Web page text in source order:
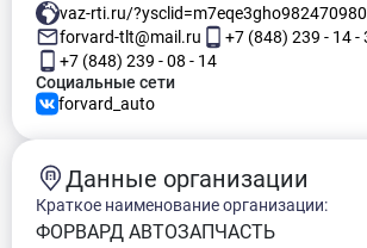
vaz-rti.ru/
forvard-tlt@mail.ru
+7 (848) 239 - 14 -
+7 (848) 239 - 08 - 14
Социальные сети
forvard_auto
Данные организации
Краткое наименование организации:
ФОРВАРД АВТОЗАПЧАСТЬ